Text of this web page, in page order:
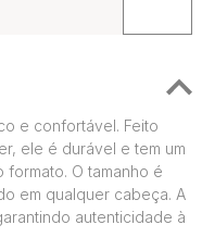
e confortável. Feito
ele é durável e tem um
O tamanho é
em qualquer cabeça. A
autenticidade à